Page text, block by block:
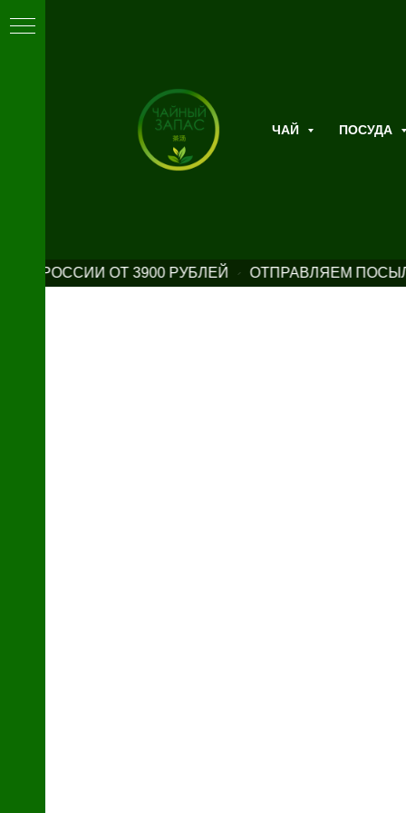
ЧАЙ ПОСУДА
ПО РОССИИ ОТ 3900 РУБЛЕЙ ОТПРАВЛЯЕМ